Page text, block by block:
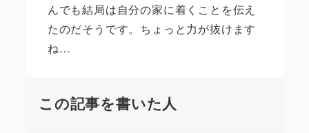
んでも結局は自分の家に着くことを伝え
たのだそうです。ちょっと力が抜けます
ね…
この記事を書いた人